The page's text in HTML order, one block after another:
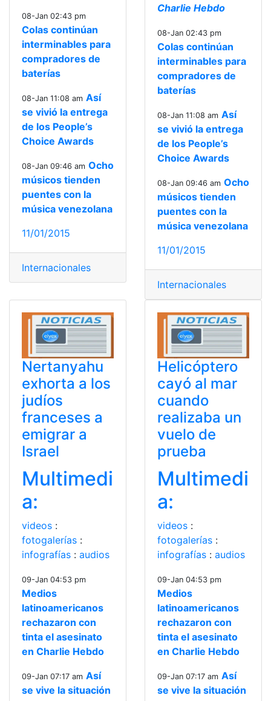
08-Jan 02:43 pm
Colas continúan
interminables para
compradores de
baterías
08-Jan 11:08 am Así
se vivió la entrega
de los People’s
Choice Awards
08-Jan 09:46 am Ocho
músicos tienden
puentes con la
música venezolana
11/01/2015
Internacionales
Charlie Hebdo
08-Jan 02:43 pm
Colas continúan
interminables para
compradores de
baterías
08-Jan 11:08 am Así
se vivió la entrega
de los People’s
Choice Awards
08-Jan 09:46 am Ocho
músicos tienden
puentes con la
música venezolana
11/01/2015
Internacionales
Nertanyahu
exhorta a los
judíos
franceses a
emigrar a
Israel
Multimedi
a:
videos :
fotogalerías :
infografías : audios
09-Jan 04:53 pm
Medios
latinoamericanos
rechazaron con
tinta el asesinato
en Charlie Hebdo
09-Jan 07:17 am Así
se vive la situación
Helicóptero
cayó al mar
cuando
realizaba un
vuelo de
prueba
Multimedi
a:
videos :
fotogalerías :
infografías : audios
09-Jan 04:53 pm
Medios
latinoamericanos
rechazaron con
tinta el asesinato
en Charlie Hebdo
09-Jan 07:17 am Así
se vive la situación